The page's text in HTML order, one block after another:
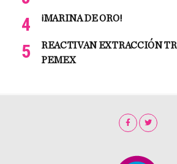
¡MARINA DE ORO!
REACTIVAN EXTRACCIÓN
PEMEX